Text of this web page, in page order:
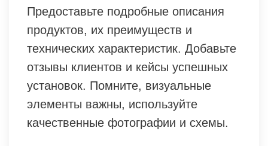
Предоставьте подробные описания
продуктов, их преимуществ и
технических характеристик. Добавьте
отзывы клиентов и кейсы успешных
установок. Помните, визуальные
элементы важны, используйте
качественные фотографии и схемы.